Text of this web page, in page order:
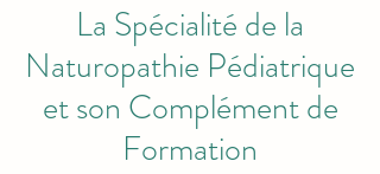
La Spécialité de la
Naturopathie Pédiatrique
et son Complément de
Formation